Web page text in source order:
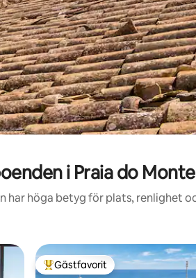
i Praia do
har höga betyg för plats, renlighet
Populär gästfavorit
Gästfavorit